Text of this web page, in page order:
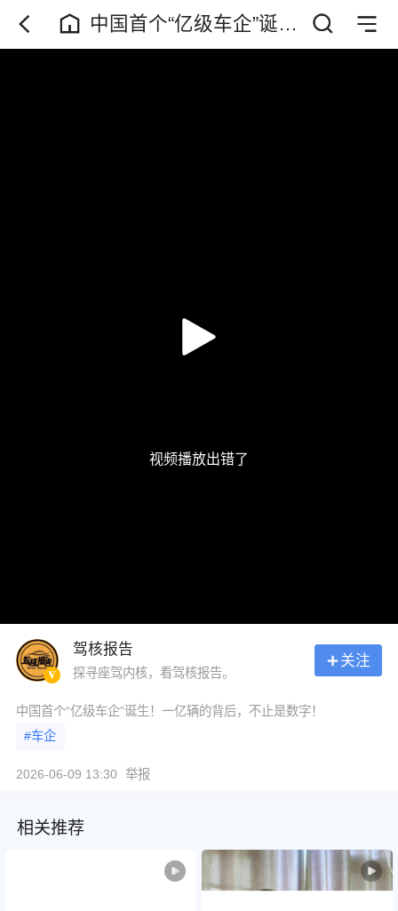
中国首个“亿级车企”诞
生！一亿辆的背后，不
视频播放出错了
驾核报告
探寻座驾内核，看驾核报告。
关注
中国首个“亿级车企”诞生！一亿辆的背后，不止是数字！
#车企
2026-06-09 13:30 举报
相关推荐